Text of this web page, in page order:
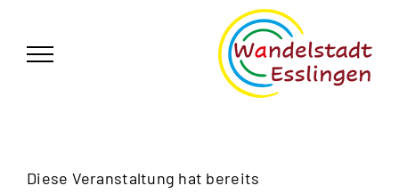
springen
Diese Veranstaltung hat bereits